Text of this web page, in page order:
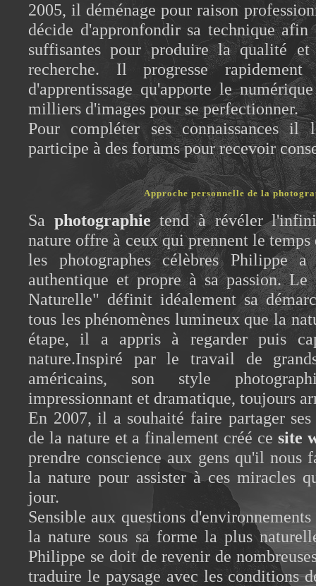
2005, il déménage pour raison
décide d'appronfondir sa technique afin
suffisantes pour produire la qualité
recherche. Il progresse
d'apprentissage qu'apporte le
milliers d'images pour se perfectionner.
Pour compléter ses connaissances
participe à des forums pour recevoir
Approche personnelle de la
Sa photographie tend à révéler
nature offre à ceux qui prennent le
les photographes célèbres Philippe a
authentique et propre à sa passion.
Naturelle" définit idéalement sa
tous les phénomènes lumineux que la
étape, il a appris à regarder puis
nature.Inspiré par le travail de
américains, son style
impressionnant et dramatique, toujours
En 2007, il a souhaité faire partager
de la nature et a finalement créé ce site
prendre conscience aux gens qu'il nous
la nature pour assister à ces miracles
jour.
Sensible aux questions
la nature sous sa forme la plus
Philippe se doit de revenir de
traduire le paysage avec les conditions